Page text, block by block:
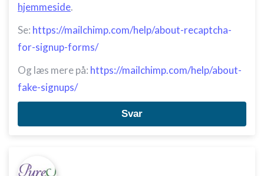
hjemmeside.
Se: https://mailchimp.com/help/about-recaptcha-
for-signup-forms/
Og læs mere på: https://mailchimp.com/help/about-
fake-signups/
Svar